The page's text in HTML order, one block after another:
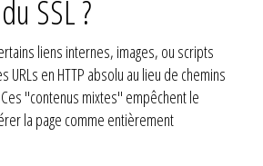
SSL ?
liens internes, images, ou scripts
URLs en HTTP absolu au lieu de chemins
"contenus mixtes" empêchent le
la page comme entièrement